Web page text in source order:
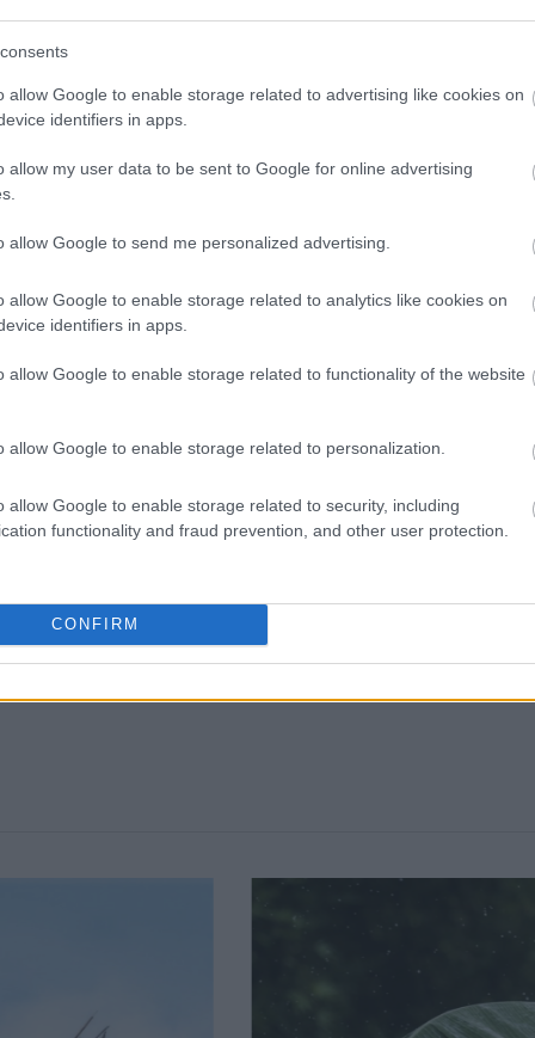
allow Google to enable storage related to advertising like cookies on
identifiers in apps.
allow my user data to be sent to Google for online advertising
allow Google to send me personalized advertising.
allow Google to enable storage related to analytics like cookies on
identifiers in apps.
allow Google to enable storage related to functionality of the website
allow Google to enable storage related to personalization.
allow Google to enable storage related to security, including
functionality and fraud prevention, and other user protection.
CONFIRM
μετά από ένα κύμα παγκόσμιων διαδηλώσεων και
τον κόσμο έχουν "ενωθεί", αντιδρώντας στον
αυθαιρεσία, ενώ απαιτούν την άμεση δράση από
δείχνουν τη φιλία σε διάφορα μέρη του κόσμου